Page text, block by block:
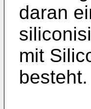
daran
mit
besteht.